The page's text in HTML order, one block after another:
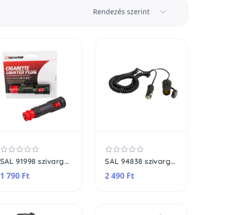
Rendezés szerint
SAL 91998 szivargyújtó lengődugó, F8A biztosíték, kapcsolható, forrasztandó
1 790 Ft
SAL 94838 szivargyújtó hosszabbító, 10A biztosíték, 4m
2 490 Ft